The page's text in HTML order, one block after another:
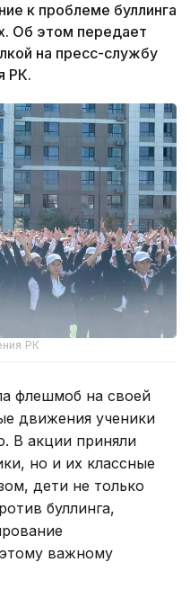
к проблеме буллинга
Об этом передает
на пресс-службу
РК.
РК
флешмоб на своей
движения ученики
В акции приняли
но и их классные
дети не только
буллинга,
важному